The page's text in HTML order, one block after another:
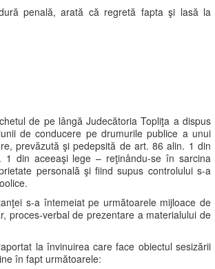
penală, arată că regretă fapta şi lasă la
de pe lângă Judecătoria Topliţa a dispus
de conducere pe drumurile publice a unui
prevăzută şi pedepsită de art. 86 alin. 1 din
1 din aceeaşi lege – reţinându-se în sarcina
personală şi fiind supus controlului s-a
s-a întemeiat pe următoarele mijloace de
proces-verbal de prezentare a materialului de
la învinuirea care face obiectul sesizării
în fapt următoarele: